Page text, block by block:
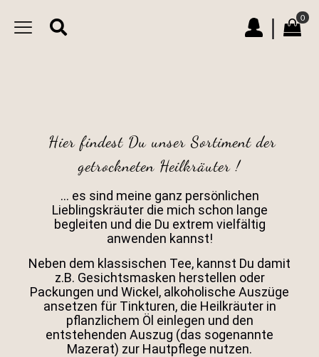
| 0
Hier findest Du unser Sortiment der
getrockneten Heilkräuter !
… es sind meine ganz persönlichen
Lieblingskräuter die mich schon lange
begleiten und die Du extrem vielfältig
anwenden kannst!
Neben dem klassischen Tee, kannst Du damit
z.B. Gesichtsmasken herstellen oder
Packungen und Wickel, alkoholische Auszüge
ansetzen für Tinkturen, die Heilkräuter in
pflanzlichem Öl einlegen und den
entstehenden Auszug (das sogenannte
Mazerat) zur Hautpflege nutzen.